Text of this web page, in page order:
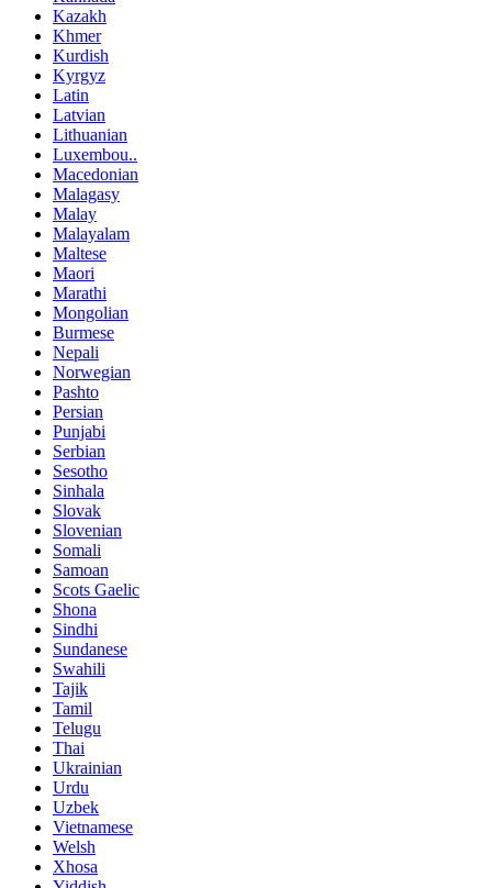
Kazakh
Khmer
Kurdish
Kyrgyz
Latin
Latvian
Lithuanian
Luxembou..
Macedonian
Malagasy
Malay
Malayalam
Maltese
Maori
Marathi
Mongolian
Burmese
Nepali
Norwegian
Pashto
Persian
Punjabi
Serbian
Sesotho
Sinhala
Slovak
Slovenian
Somali
Samoan
Scots Gaelic
Shona
Sindhi
Sundanese
Swahili
Tajik
Tamil
Telugu
Thai
Ukrainian
Urdu
Uzbek
Vietnamese
Welsh
Xhosa